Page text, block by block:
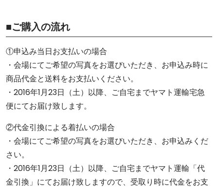
■ご購入の流れ
①申込み当日お支払いの場合
・会場にてご希望の写真をお選びいただき、お申込み時に
商品代金と送料をお支払いください。
・2016年1月23日（土）以降、ご自宅までヤマト運輸宅急
便にてお届け致します。
②代金引換による着払いの場合
・会場にてご希望の写真をお選びいただき、お申込みくだ
さい。
・2016年1月23日（土）以降、ご自宅までヤマト運輸「代
金引換」にてお届け致しますので、受取り時に代金をお支